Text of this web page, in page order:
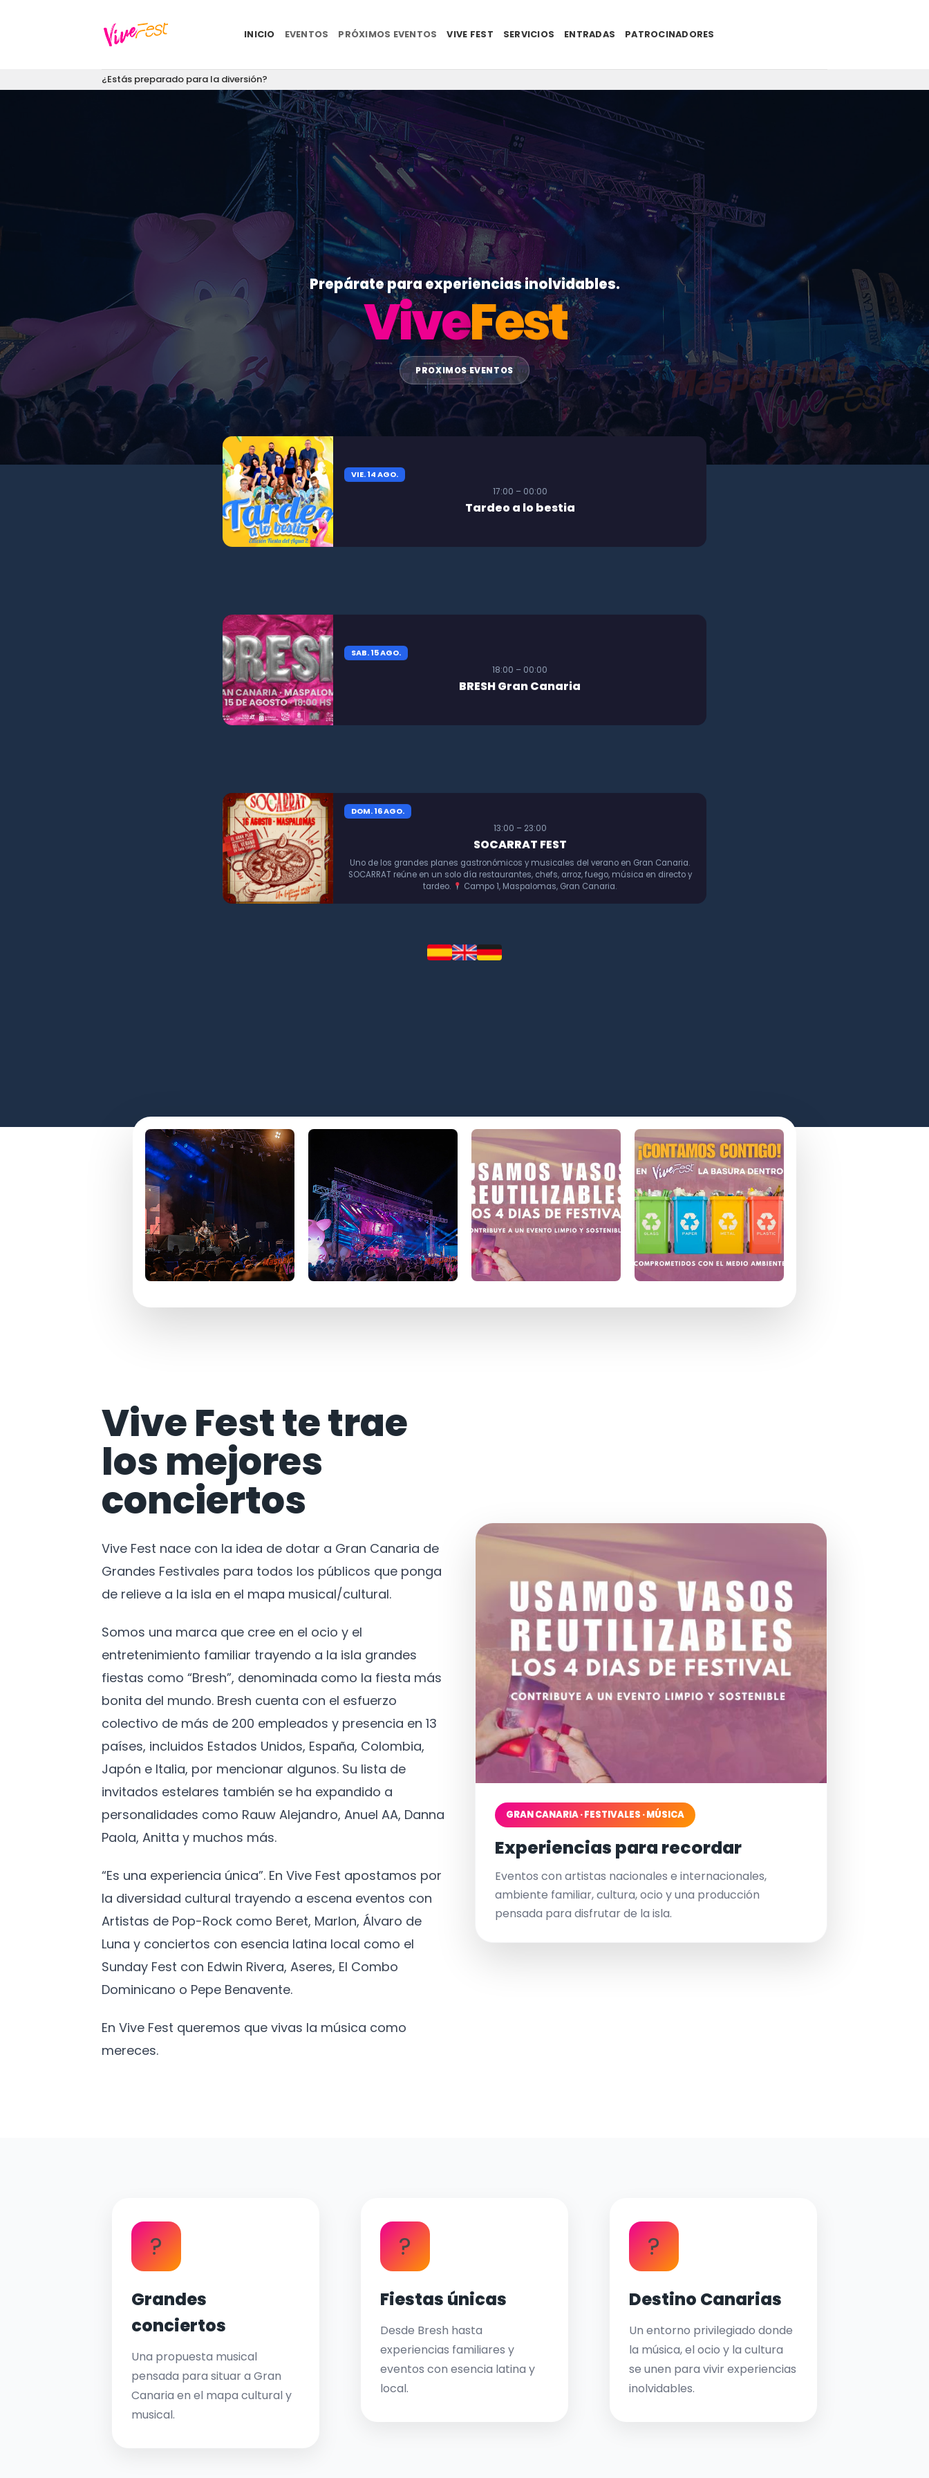
INICIO EVENTOS PRÓXIMOS EVENTOS VIVE FEST SERVICIOS ENTRADAS PATROCINADORES
¿Estás preparado para la diversión?
Prepárate para experiencias inolvidables.
ViveFest
PROXIMOS EVENTOS
VIE. 14 AGO.
17:00 – 00:00
Tardeo a lo bestia
SAB. 15 AGO.
18:00 – 00:00
BRESH Gran Canaria
DOM. 16 AGO.
13:00 – 23:00
SOCARRAT FEST
Uno de los grandes planes gastronómicos y musicales del verano en Gran Canaria.
SOCARRAT reúne en un solo día restaurantes, chefs, arroz, fuego, música en directo y
tardeo.
Campo 1, Maspalomas, Gran Canaria.
Vive Fest te trae
los mejores
conciertos
Vive Fest nace con la idea de dotar a Gran Canaria de
Grandes Festivales para todos los públicos que ponga
de relieve a la isla en el mapa musical/cultural.
Somos una marca que cree en el ocio y el
entretenimiento familiar trayendo a la isla grandes
fiestas como “Bresh”, denominada como la fiesta más
bonita del mundo. Bresh cuenta con el esfuerzo
colectivo de más de 200 empleados y presencia en 13
países, incluidos Estados Unidos, España, Colombia,
Japón e Italia, por mencionar algunos. Su lista de
invitados estelares también se ha expandido a
personalidades como Rauw Alejandro, Anuel AA, Danna
Paola, Anitta y muchos más.
“Es una experiencia única”. En Vive Fest apostamos por
la diversidad cultural trayendo a escena eventos con
Artistas de Pop-Rock como Beret, Marlon, Álvaro de
Luna y conciertos con esencia latina local como el
Sunday Fest con Edwin Rivera, Aseres, El Combo
Dominicano o Pepe Benavente.
En Vive Fest queremos que vivas la música como
mereces.
GRAN CANARIA · FESTIVALES · MÚSICA
Experiencias para recordar
Eventos con artistas nacionales e internacionales,
ambiente familiar, cultura, ocio y una producción
pensada para disfrutar de la isla.
?
Grandes
conciertos
Una propuesta musical
pensada para situar a Gran
Canaria en el mapa cultural y
musical.
?
Fiestas únicas
Desde Bresh hasta
experiencias familiares y
eventos con esencia latina y
local.
?
Destino Canarias
Un entorno privilegiado donde
la música, el ocio y la cultura
se unen para vivir experiencias
inolvidables.